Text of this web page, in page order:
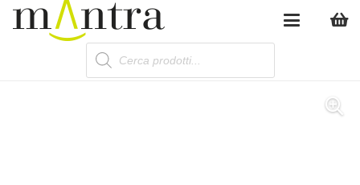
Products
search